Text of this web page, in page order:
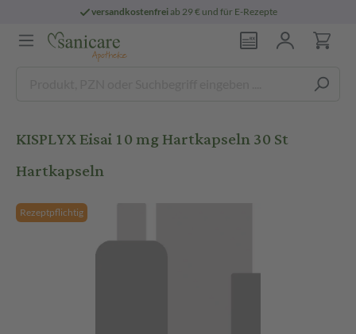
versandkostenfreiab 29 € und für E-Rezepte
KISPLYX Eisai 10 mg Hartkapseln 30 St
Hartkapseln
Rezeptpflichtig